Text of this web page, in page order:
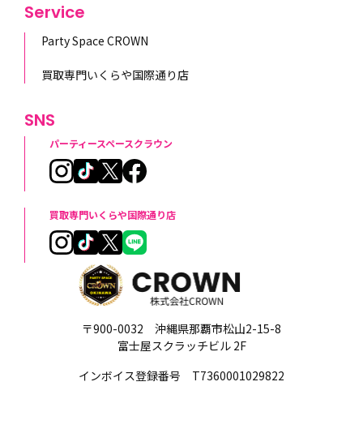
〒900-0032 沖縄県那覇市松山2-15-8
富士屋スクラッチビル 2F
インボイス登録番号 T7360001029822
Service
Party Space CROWN
買取専門いくらや国際通り店
SNS
パーティースペースクラウン
買取専門いくらや国際通り店